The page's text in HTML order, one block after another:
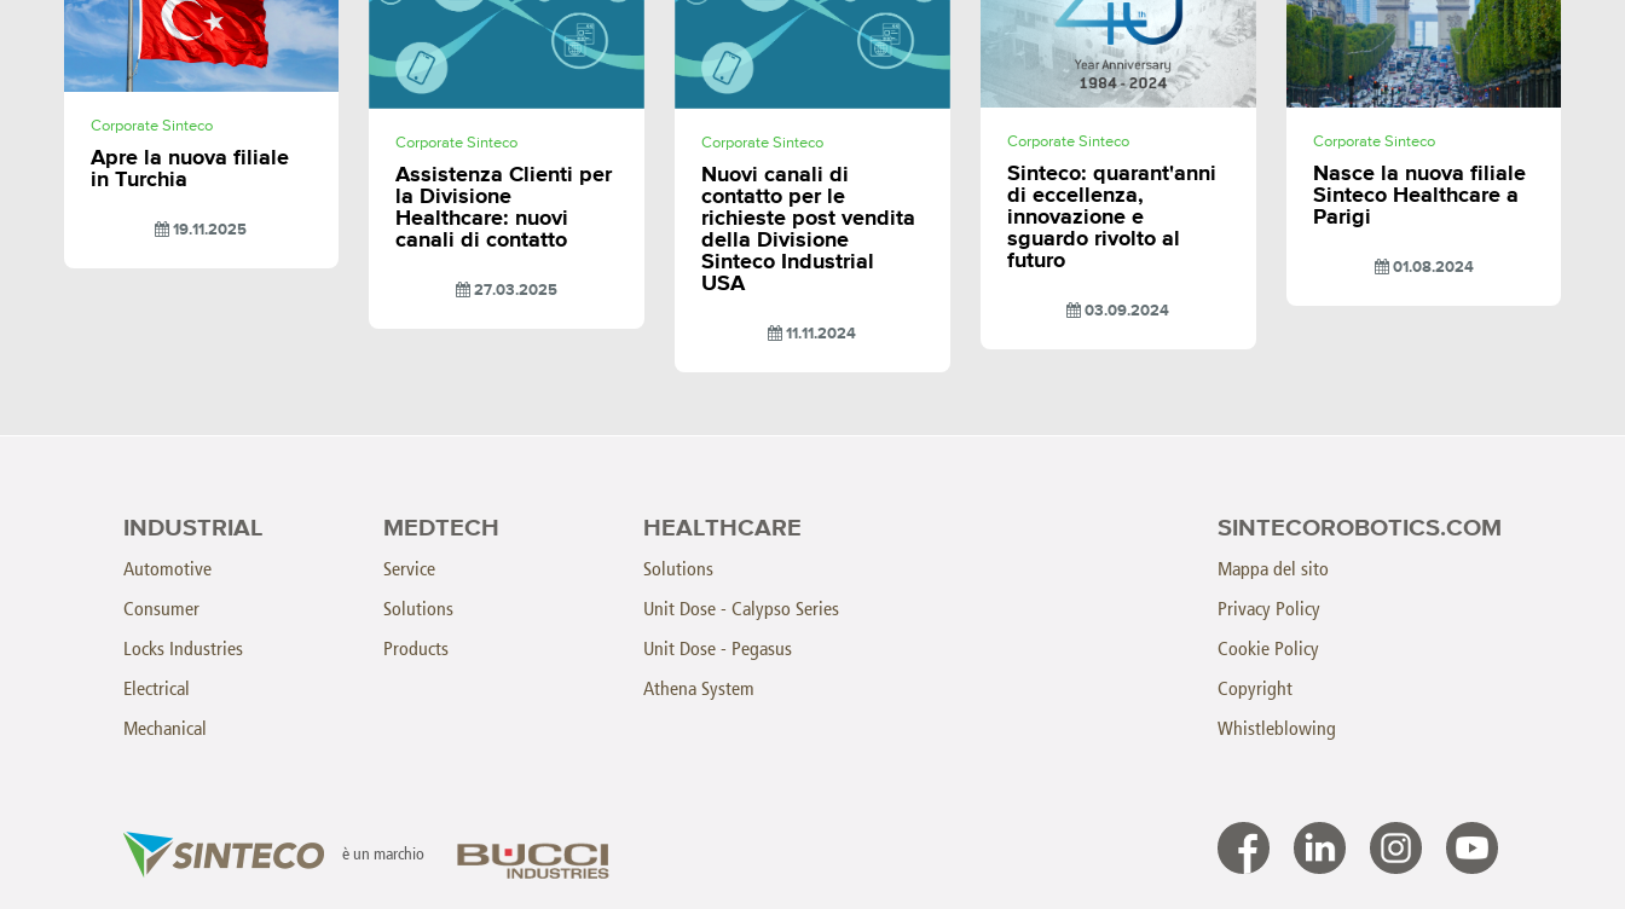
Corporate Sinteco
Apre la nuova filiale
in Turchia
19.11.2025
Corporate Sinteco
Assistenza Clienti per
la Divisione
Healthcare: nuovi
canali di contatto
27.03.2025
Corporate Sinteco
Nuovi canali di
contatto per le
richieste post vendita
della Divisione
Sinteco Industrial
USA
11.11.2024
Corporate Sinteco
Sinteco: quarant'anni
di eccellenza,
innovazione e
sguardo rivolto al
futuro
03.09.2024
Corporate Sinteco
Nasce la nuova filiale
Sinteco Healthcare a
Parigi
01.08.2024
INDUSTRIAL
Automotive
Consumer
Locks Industries
Electrical
Mechanical
MEDTECH
Service
Solutions
Products
HEALTHCARE
Solutions
Unit Dose - Calypso Series
Unit Dose - Pegasus
Athena System
SINTECOROBOTICS.COM
Mappa del sito
Privacy Policy
Cookie Policy
Copyright
Whistleblowing
è un marchio